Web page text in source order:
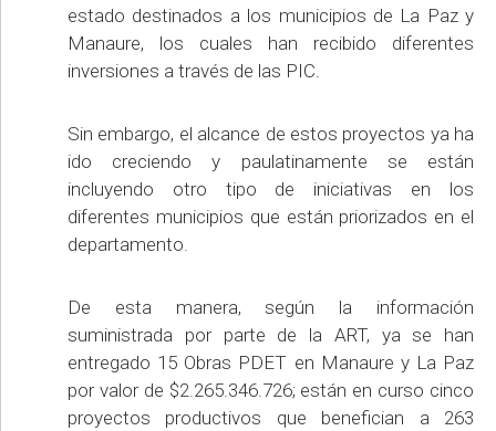
estado destinados a los municipios de La Paz y
Manaure, los cuales han recibido diferentes
inversiones a través de las PIC.
Sin embargo, el alcance de estos proyectos ya ha
ido creciendo y paulatinamente se están
incluyendo otro tipo de iniciativas en los
diferentes municipios que están priorizados en el
departamento.
De esta manera, según la información
suministrada por parte de la ART, ya se han
entregado 15 Obras PDET en Manaure y La Paz
por valor de $2.265.346.726; están en curso cinco
proyectos productivos que benefician a 263